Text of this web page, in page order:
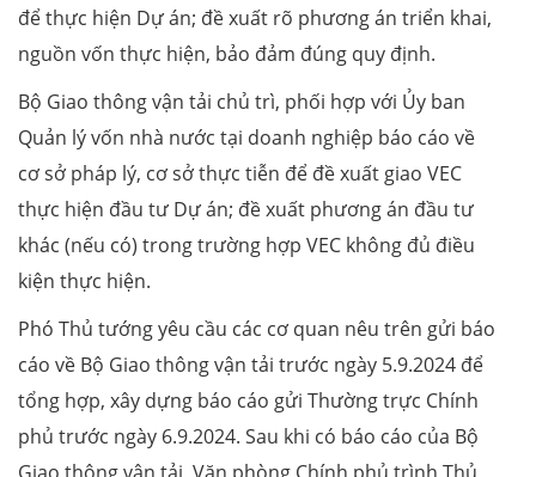
để thực hiện Dự án; đề xuất rõ phương án triển khai,
nguồn vốn thực hiện, bảo đảm đúng quy định.
Bộ Giao thông vận tải chủ trì, phối hợp với Ủy ban
Quản lý vốn nhà nước tại doanh nghiệp báo cáo về
cơ sở pháp lý, cơ sở thực tiễn để đề xuất giao VEC
thực hiện đầu tư Dự án; đề xuất phương án đầu tư
khác (nếu có) trong trường hợp VEC không đủ điều
kiện thực hiện.
Phó Thủ tướng yêu cầu các cơ quan nêu trên gửi báo
cáo về Bộ Giao thông vận tải trước ngày 5.9.2024 để
tổng hợp, xây dựng báo cáo gửi Thường trực Chính
phủ trước ngày 6.9.2024. Sau khi có báo cáo của Bộ